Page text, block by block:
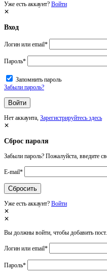
Уже есть аккаунт? Войти
Вход
Логин или email*
Пароль*
Запомнить пароль
Забыли пароль?
Нет аккаунта, Зарегистрируйтесь здесь
Сброс пароля
Забыли пароль? Пожалуйста, введите
E-mail*
Уже есть аккаунт? Войти
Вы должны войти, чтобы добавить пост.
Логин или email*
Пароль*